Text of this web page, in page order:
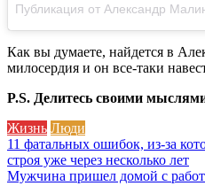
Публикация от Александр
Как вы думаете, найдется в
милосердия и он все-таки
P.S. Делитесь своими
Жизнь Люди
Навигация
по
11 фатальных ошибок, из-за
строя уже через несколько лет
Мужчина пришел домой с